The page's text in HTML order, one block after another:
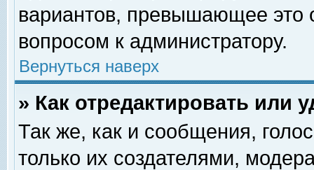
вариантов, превышающее это
вопросом к администратору.
Вернуться наверх
» Как отредактировать или
Так же, как и сообщения,
только их создателями,